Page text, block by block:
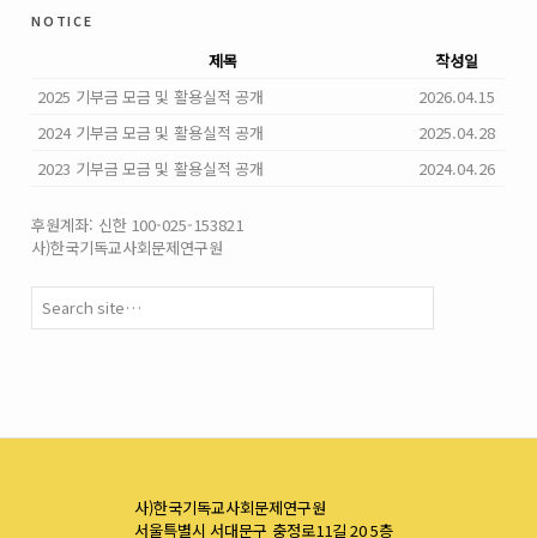
notice
제목
작성일
2025 기부금 모금 및 활용실적 공개
2026.04.15
2024 기부금 모금 및 활용실적 공개
2025.04.28
2023 기부금 모금 및 활용실적 공개
2024.04.26
후원계좌: 신한 100-025-153821
사)한국기독교사회문제연구원
사)한국기독교사회문제연구원
서울특별시 서대문구 충정로11길 20 5층